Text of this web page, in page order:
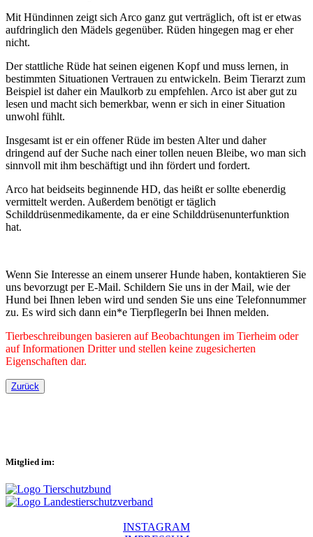
Mit Hündinnen zeigt sich Arco ganz gut verträglich, oft ist er etwas
aufdringlich den Mädels gegenüber. Rüden hingegen mag er eher
nicht.
Der stattliche Rüde hat seinen eigenen Kopf und muss lernen, in
bestimmten Situationen Vertrauen zu entwickeln. Beim Tierarzt zum
Beispiel ist daher ein Maulkorb zu empfehlen. Arco ist aber gut zu
lesen und macht sich bemerkbar, wenn er sich in einer Situation
unwohl fühlt.
Insgesamt ist er ein offener Rüde im besten Alter und daher
dringend auf der Suche nach einer tollen neuen Bleibe, wo man sich
sinnvoll mit ihm beschäftigt und ihn fördert und fordert.
Arco hat beidseits beginnende HD, das heißt er sollte ebenerdig
vermittelt werden. Außerdem benötigt er täglich
Schilddrüsenmedikamente, da er eine Schilddrüsenunterfunktion
hat.
Wenn Sie Interesse an einem unserer Hunde haben, kontaktieren Sie
uns bevorzugt per E-Mail. Schildern Sie uns in der Mail, wie der
Hund bei Ihnen leben wird und senden Sie uns eine Telefonnummer
zu. Es wird sich dann ein*e TierpflegerIn bei Ihnen melden.
Tierbeschreibungen basieren auf Beobachtungen im Tierheim oder
auf Informationen Dritter und stellen keine zugesicherten
Eigenschaften dar.
Zurück
Mitglied im:
INSTAGRAM